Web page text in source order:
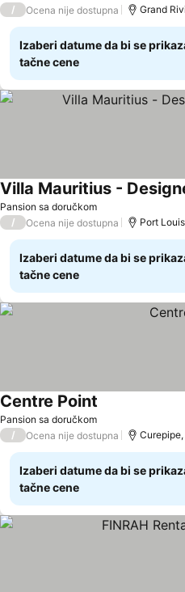
/ Ocena nije dostupna
Izaberi datume da bi se
tačne cene
Pansion sa doručkom
Villa Mauritius -
/ Ocena nije dostupna Port
Izaberi datume da bi se
tačne cene
Pansion sa doručkom
Centre Point
/ Ocena nije dostupna
Izaberi datume da bi se
tačne cene